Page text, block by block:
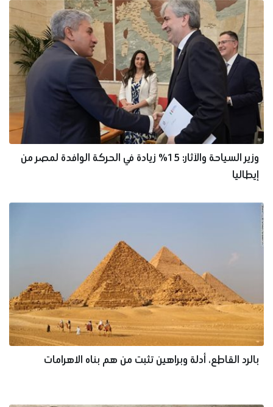
وزير السياحة والآثار: 15% زيادة في الحركة الوافدة لمصر من
إيطاليا
بالرد القاطع، أدلة وبراهين تثبت من هم بناه الاهرامات